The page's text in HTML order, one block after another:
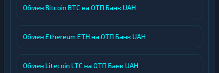
Обмен Bitcoin BTC на ОТП Банк UAH
Обмен Ethereum ETH на ОТП Банк UAH
Обмен Litecoin LTC на ОТП Банк UAH